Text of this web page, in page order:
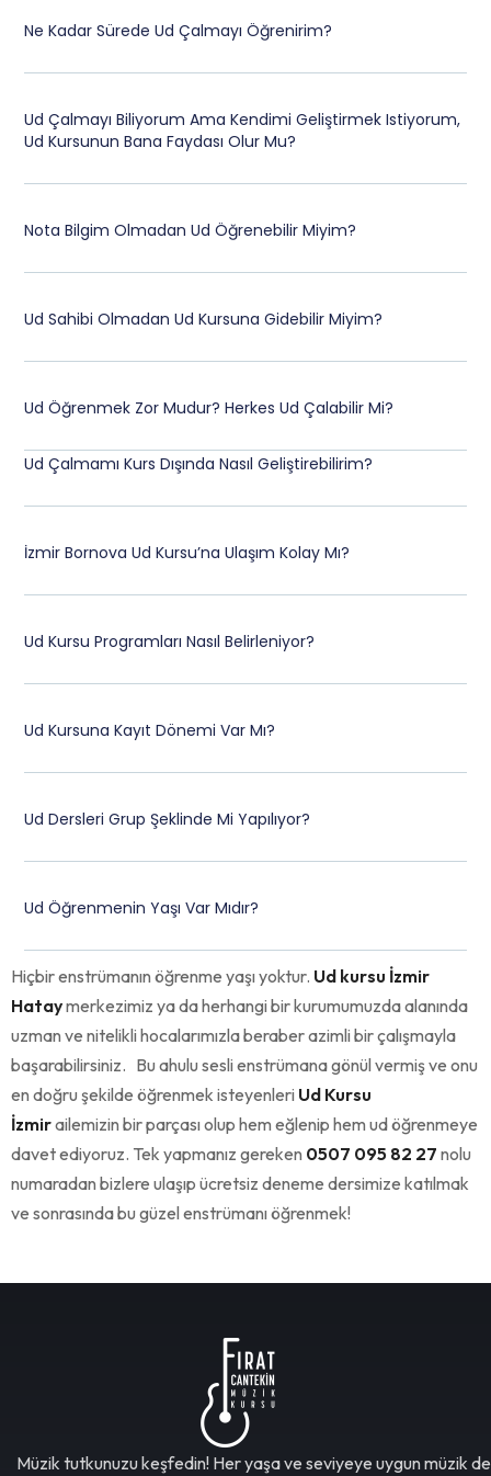
Ne Kadar Sürede Ud Çalmayı Öğrenirim?
Ud Çalmayı Biliyorum Ama Kendimi Geliştirmek Istiyorum,
Ud Kursunun Bana Faydası Olur Mu?
Nota Bilgim Olmadan Ud Öğrenebilir Miyim?
Ud Sahibi Olmadan Ud Kursuna Gidebilir Miyim?
Ud Öğrenmek Zor Mudur? Herkes Ud Çalabilir Mi?
Ud Çalmamı Kurs Dışında Nasıl Geliştirebilirim?
İzmir Bornova Ud Kursu’na Ulaşım Kolay Mı?
Ud Kursu Programları Nasıl Belirleniyor?
Ud Kursuna Kayıt Dönemi Var Mı?
Ud Dersleri Grup Şeklinde Mi Yapılıyor?
Ud Öğrenmenin Yaşı Var Mıdır?
Hiçbir enstrümanın öğrenme yaşı yoktur. Ud kursu İzmir
Hataymerkezimiz ya da herhangi bir kurumumuzda alanında
uzman ve nitelikli hocalarımızla beraber azimli bir çalışmayla
başarabilirsiniz. Bu ahulu sesli enstrümana gönül vermiş ve onu
en doğru şekilde öğrenmek isteyenleri Ud Kursu
İzmirailemizin bir parçası olup hem eğlenip hem ud öğrenmeye
davet ediyoruz. Tek yapmanız gereken 0507 095 82 27 nolu
numaradan bizlere ulaşıp ücretsiz deneme dersimize katılmak
ve sonrasında bu güzel enstrümanı öğrenmek!
Müzik tutkunuzu keşfedin! Her yaşa ve seviyeye uygun müzik